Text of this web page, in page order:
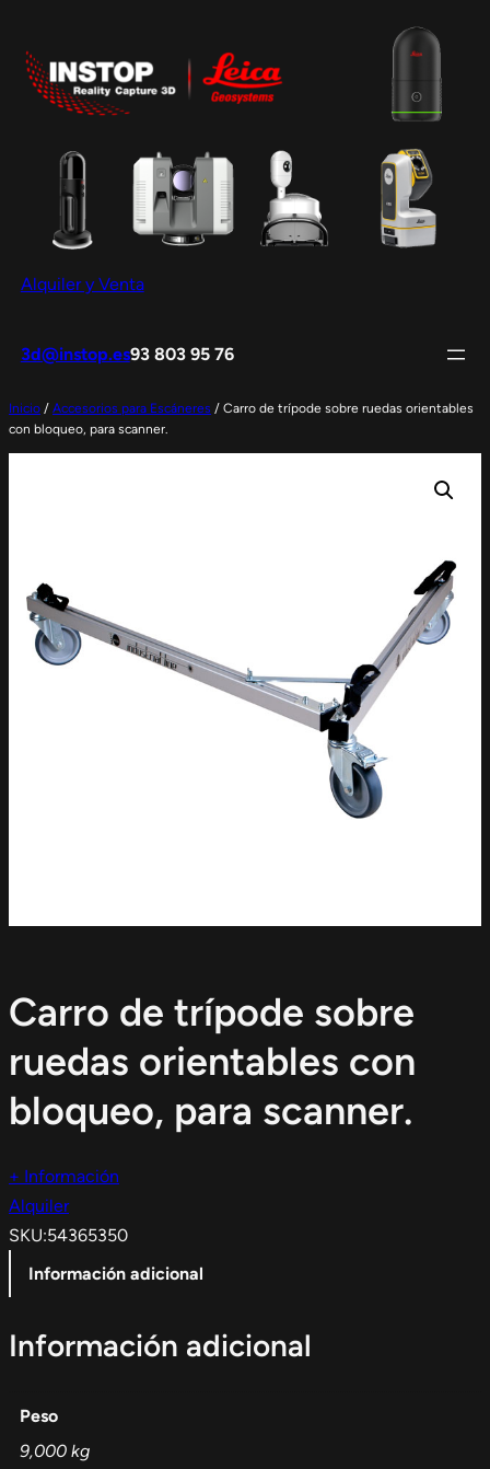
contenido
Alquiler y Venta
3d@instop.es93 803 95 76
Inicio / Accesorios para Escáneres / Carro de trípode sobre ruedas orientables
con bloqueo, para scanner.
Carro de trípode sobre
ruedas orientables con
bloqueo, para scanner.
+ Información
Alquiler
SKU:54365350
Información adicional
Información adicional
Peso
9,000 kg